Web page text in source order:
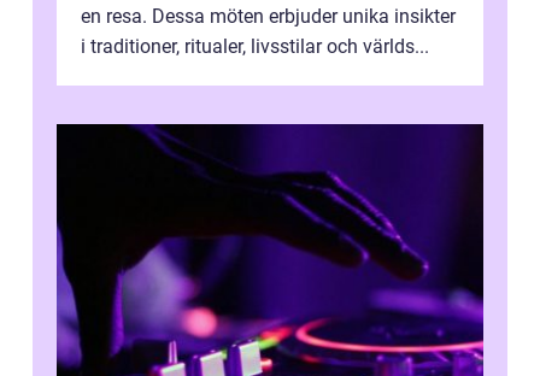
en resa. Dessa möten erbjuder unika insikter
i traditioner, ritualer, livsstilar och världs...